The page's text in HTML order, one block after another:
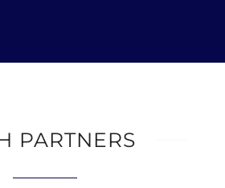
PARTNERS